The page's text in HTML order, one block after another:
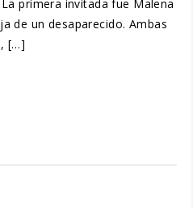
primera invitada fue Malena
de un desaparecido. Ambas
[…]